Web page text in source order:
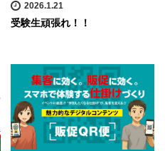
2026.1.21
受験生頑張れ！！